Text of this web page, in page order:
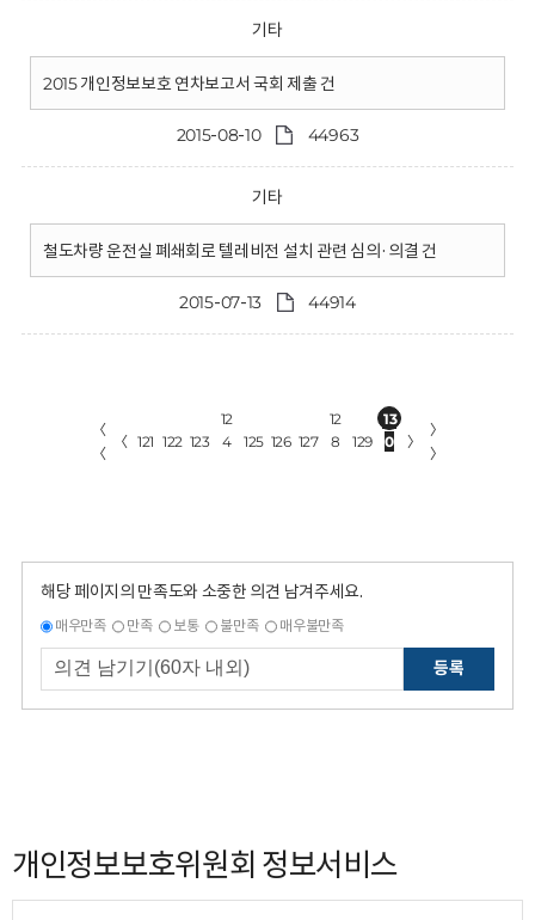
기타
2015 개인정보보호 연차보고서 국회 제출 건
2015-08-10 44963
기타
철도차량 운전실 폐쇄회로 텔레비전 설치 관련 심의·의결 건
2015-07-13 44914
〈
〈
〈 121 122 123
12
4
125 126 127
12
8
129
13
0
〉
〉
〉
해당 페이지의 만족도와 소중한 의견 남겨주세요.
매우만족 만족 보통 불만족 매우불만족
등록
개인정보보호위원회 정보서비스